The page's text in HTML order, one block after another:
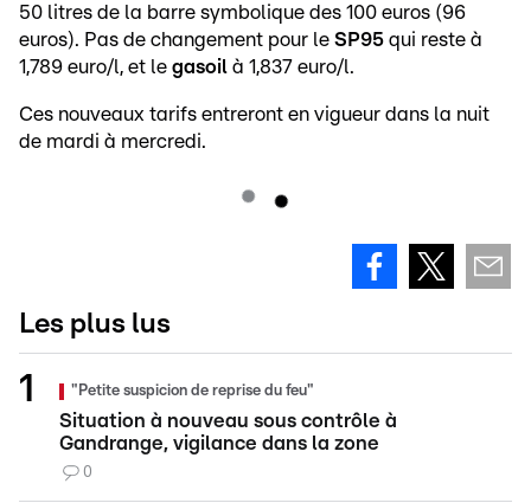
50 litres de la barre symbolique des 100 euros (96
euros). Pas de changement pour le SP95 qui reste à
1,789 euro/l, et le gasoil à 1,837 euro/l.
Ces nouveaux tarifs entreront en vigueur dans la nuit
de mardi à mercredi.
Les plus lus
"Petite suspicion de reprise du feu"
Situation à nouveau sous contrôle à
Gandrange, vigilance dans la zone
0